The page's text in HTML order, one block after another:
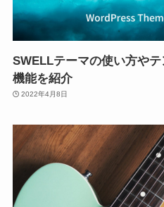
SWELLテーマの使い方や
機能を紹介
2022年4月8日